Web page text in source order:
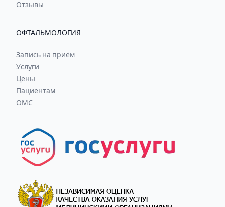
Отзывы
ОФТАЛЬМОЛОГИЯ
Запись на приём
Услуги
Цены
Пациентам
ОМС